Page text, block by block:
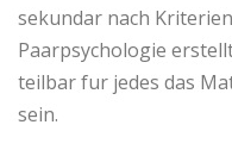
sekundar nach
Paarpsychologie
teilbar fur jedes das
sein.